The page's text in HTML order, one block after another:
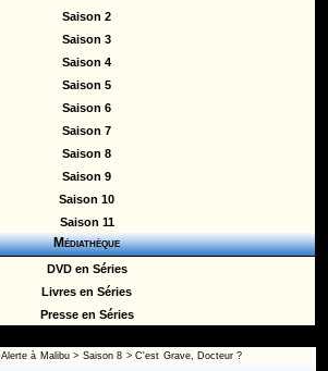
Saison 2
Saison 3
Saison 4
Saison 5
Saison 6
Saison 7
Saison 8
Saison 9
Saison 10
Saison 11
Médiathèque
DVD en Séries
Livres en Séries
Presse en Séries
Alerte à Malibu> Saison 8 > C'est Grave, Docteur ?